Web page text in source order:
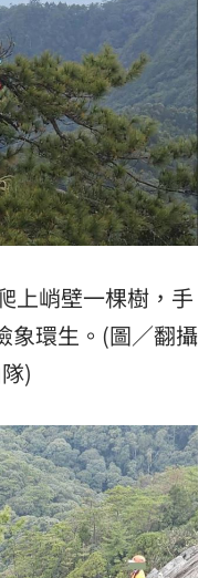
峭壁一棵樹，手
象環生。(圖／翻攝
)